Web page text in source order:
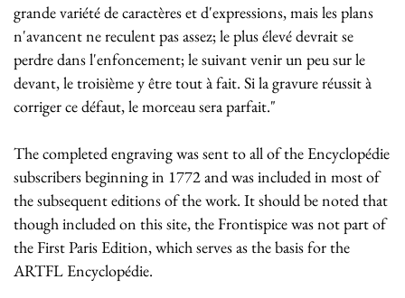
grande variété de caractères et d'expressions, mais les plans
n'avancent ne reculent pas assez; le plus élevé devrait se
perdre dans l'enfoncement; le suivant venir un peu sur le
devant, le troisième y être tout à fait. Si la gravure réussit à
corriger ce défaut, le morceau sera parfait."
The completed engraving was sent to all of the Encyclopédie
subscribers beginning in 1772 and was included in most of
the subsequent editions of the work. It should be noted that
though included on this site, the Frontispice was not part of
the First Paris Edition, which serves as the basis for the
ARTFL Encyclopédie.